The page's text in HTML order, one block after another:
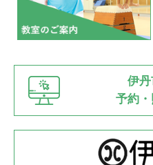
2022.07.03
市内総合体育大会が開始
緑ケ丘体育館 猪名川
2022.06.12
県知事杯争奪バレーボール大
緑ケ丘体育館
2022.05.05
体育協会長杯 バドミント
伊
予約